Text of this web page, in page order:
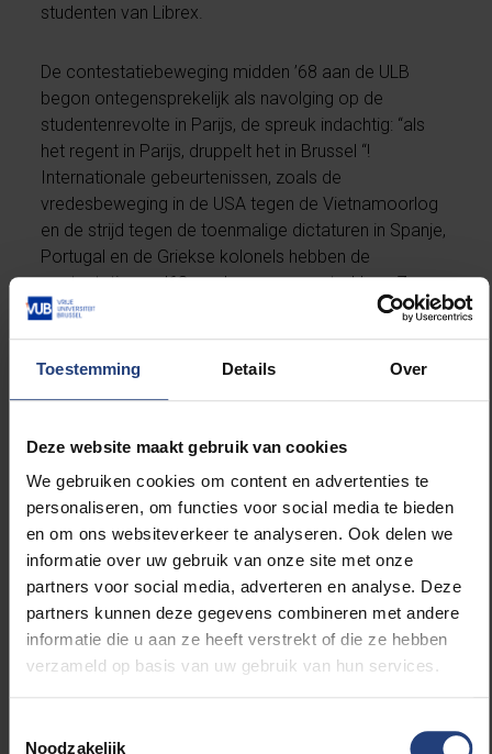
Toestemming Details Over
Deze website maakt gebruik van cookies
We gebruiken cookies om content en advertenties te
personaliseren, om functies voor social media te bieden
en om ons websiteverkeer te analyseren. Ook delen we
informatie over uw gebruik van onze site met onze
partners voor social media, adverteren en analyse. Deze
partners kunnen deze gegevens combineren met andere
informatie die u aan ze heeft verstrekt of die ze hebben
verzameld op basis van uw gebruik van hun services.
Noodzakelijk
studenten van Librex.
De contestatiebeweging midden ’68 aan de ULB
begon ontegensprekelijk als navolging op de
studentenrevolte in Parijs, de spreuk indachtig: “als
het regent in Parijs, druppelt het in Brussel “!
Internationale gebeurtenissen, zoals de
vredesbeweging in de USA tegen de Vietnamoorlog
en de strijd tegen de toenmalige dictaturen in Spanje,
Portugal en de Griekse kolonels hebben de
contestatie van ’68 mede op gang getrokken. Zo
herinner ik me goed mijn deelname (half mei ’68) aan
een protestactie tegen de Griekse kolonels in het
auditorium Paul-Emile Janson van de ULB waarop de
dictatoriale regime in Griekenland dat uiteindelijk in
debatavond waarop een 400 tal studenten alsook
enkele vorsers en professoren aanwezig waren,
werd er besloten om Paul-Emile Janson te bezetten
om een ruimer debat te voeren omtrent de
toekomstige rol en beleidsstructuren van de
universiteit. Dit uitzonderlijke evenement heeft
duidelijk de vlam in de verdere contestatiebeweging
gezet. Oorspronkelijk namen de Vlaamse studenten